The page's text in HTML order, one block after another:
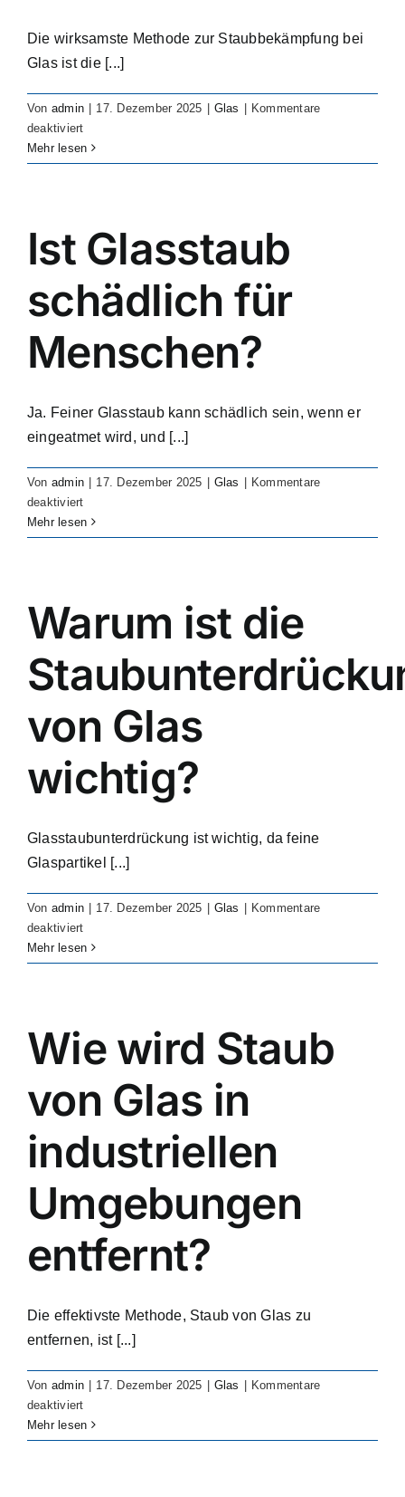
Die wirksamste Methode zur Staubbekämpfung bei
Glas ist die [...]
Von admin 17. Dezember 2025 Glas
Kommentare
deaktiviertfür
What
is
of
glass
dust
suppression?
Mehr lesen
Ist Glasstaub
schädlich für
Menschen?
Ja. Feiner Glasstaub kann schädlich sein, wenn er
eingeatmet wird, und [...]
Von admin 17. Dezember 2025 Glas
Kommentare
deaktiviertfür
Is
glass
people?
Mehr lesen
Warum ist die
von Glas
wichtig?
Glasstaubunterdrückung ist wichtig, da feine
Glaspartikel [...]
Von admin 17. Dezember 2025 Glas
Kommentare
deaktiviertfür
Why
is
important?
Mehr lesen
Wie wird Staub
von Glas in
industriellen
Umgebungen
entfernt?
Die effektivste Methode, Staub von Glas zu
entfernen, ist [...]
Von admin 17. Dezember 2025 Glas
Kommentare
deaktiviertfür
How
do
Mehr lesen